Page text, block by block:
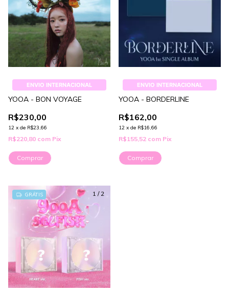
ENVIO INTERNACIONAL
YOOA - BON VOYAGE
R$230,00
12 x de R$23,66
R$220,80 com Pix
Comprar
ENVIO INTERNACIONAL
YOOA - BORDERLINE
R$162,00
12 x de R$16,66
R$155,52 com Pix
Comprar
1 / 2
GRÁTIS